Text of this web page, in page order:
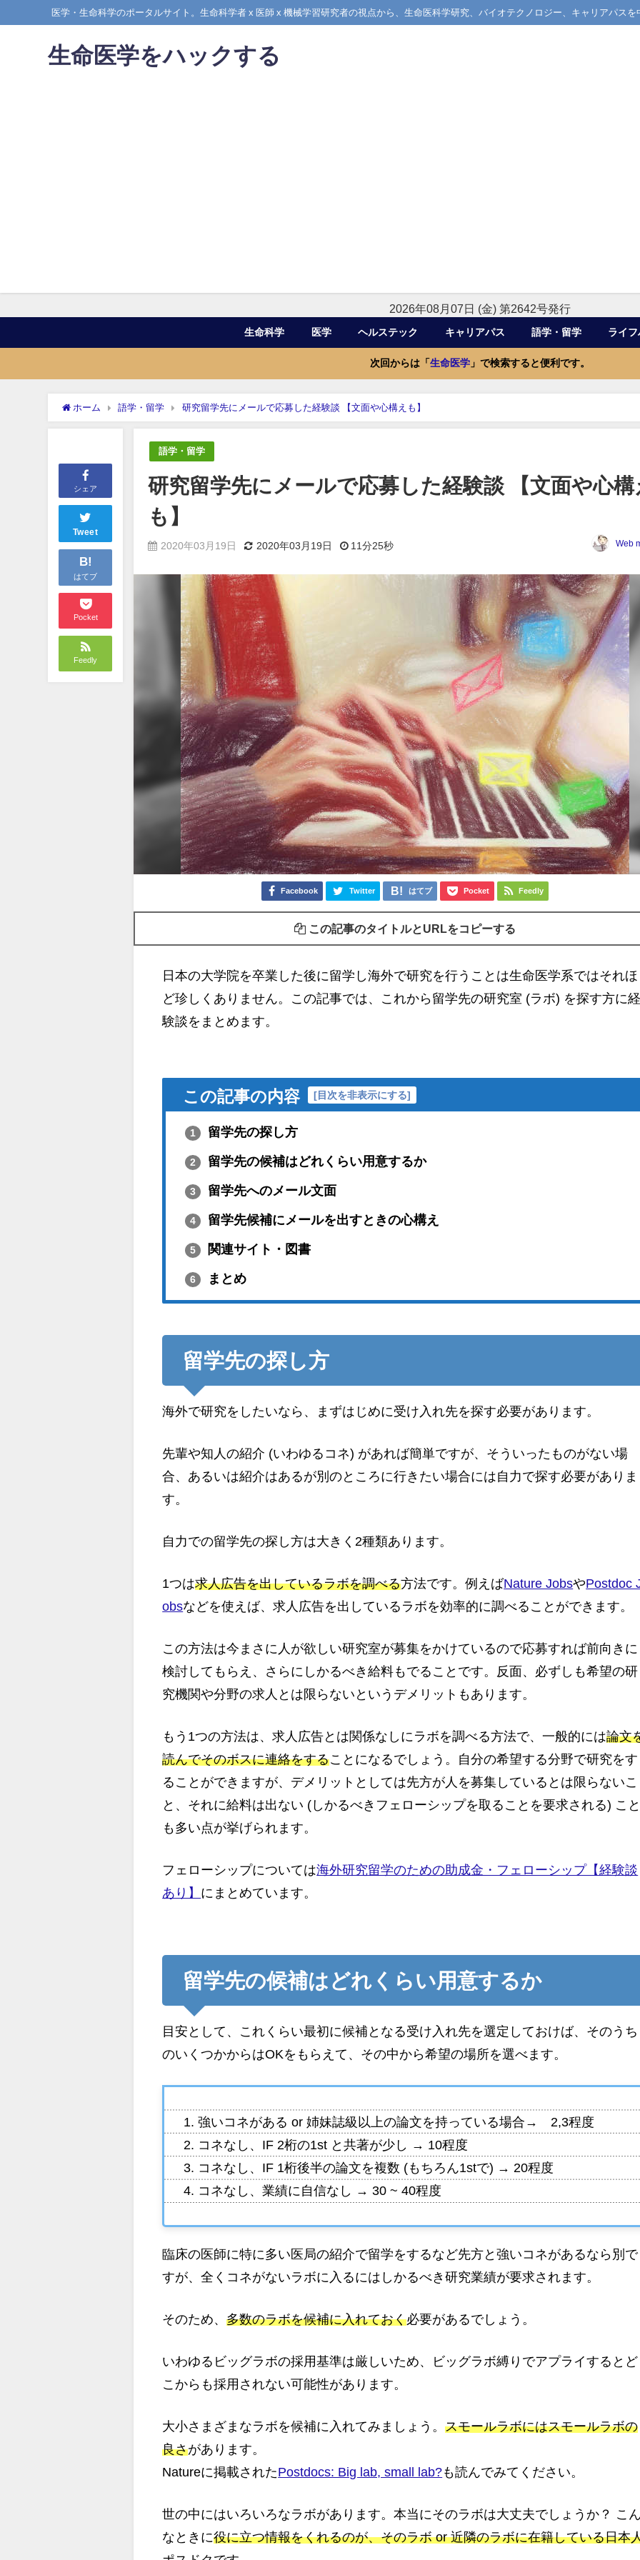
医学・生命科学のポータルサイト。生命科学者 x 医師 x 機械学習研究者の視点から、生命医科学研究、バイオテクノロジー、キャリアパスを
生命医学をハックする
2026年08月07日 (金) 第2642号発行
生命科学 医学 ヘルステック キャリアパス 語学・留学 ライ
次回からは「生命医学 」で検索すると便利です。
ホーム 語学・留学 研究留学先にメールで応募した経験談 【文面や心構えも】
シェア
Tweet
B!
はてブ
Pocket
Feedly
語学・留学
研究留学先にメールで応募した経験談 【文面や心構
も】
2020年03月19日 2020年03月19日 11分25秒 Web
Facebook Twitter はてブ Pocket Feedly
この記事のタイトルとURLをコピーする
日本の大学院を卒業した後に留学し海外で研究を行うことは生命医学系ではそれほ
ど珍しくありません。この記事では、これから留学先の研究室 (ラボ) を探す方に
験談をまとめます。
この記事の内容 [目次を非表示にする]
1 留学先の探し方
2 留学先の候補はどれくらい用意するか
3 留学先へのメール文面
4 留学先候補にメールを出すときの心構え
5 関連サイト・図書
6 まとめ
留学先の探し方
海外で研究をしたいなら、まずはじめに受け入れ先を探す必要があります。
先輩や知人の紹介 (いわゆるコネ) があれば簡単ですが、そういったものがない場
合、あるいは紹介はあるが別のところに行きたい場合には自力で探す必要がありま
す。
自力での留学先の探し方は大きく2種類あります。
1つは求人広告を出しているラボを調べる方法です。例えば Nature Jobsや Postdoc
obsなどを使えば、求人広告を出しているラボを効率的に調べることができます。
この方法は今まさに人が欲しい研究室が募集をかけているので応募すれば前向きに
検討してもらえ、さらにしかるべき給料もでることです。反面、必ずしも希望の研
究機関や分野の求人とは限らないというデメリットもあります。
もう1つの方法は、求人広告とは関係なしにラボを調べる方法で、一般的には論文
読んでそのボスに連絡をすることになるでしょう。自分の希望する分野で研究をす
ることができますが、デメリットとしては先方が人を募集しているとは限らないこ
と、それに給料は出ない (しかるべきフェローシップを取ることを要求される) こ
も多い点が挙げられます。
フェローシップについては海外研究留学のための助成金・フェローシップ【経験談
あり】 にまとめています。
留学先の候補はどれくらい用意するか
目安として、これくらい最初に候補となる受け入れ先を選定しておけば、そのうち
のいくつかからはOKをもらえて、その中から希望の場所を選べます。
1. 強いコネがある or 姉妹誌級以上の論文を持っている場合→ 2,3程度
2. コネなし、IF 2桁の1st と共著が少し → 10程度
3. コネなし、IF 1桁後半の論文を複数 (もちろん1stで) → 20程度
4. コネなし、業績に自信なし → 30 ~ 40程度
臨床の医師に特に多い医局の紹介で留学をするなど先方と強いコネがあるなら別で
すが、全くコネがないラボに入るにはしかるべき研究業績が要求されます。
そのため、多数のラボを候補に入れておく必要があるでしょう。
いわゆるビッグラボの採用基準は厳しいため、ビッグラボ縛りでアプライするとど
こからも採用されない可能性があります。
大小さまざまなラボを候補に入れてみましょう。スモールラボにはスモールラボの
良さがあります。
Natureに掲載されたPostdocs: Big lab, small lab?も読んでみてください。
世の中にはいろいろなラボがあります。本当にそのラボは大丈夫でしょうか？ こ
なときに役に立つ情報をくれるのが、そのラボ or 近隣のラボに在籍している日本